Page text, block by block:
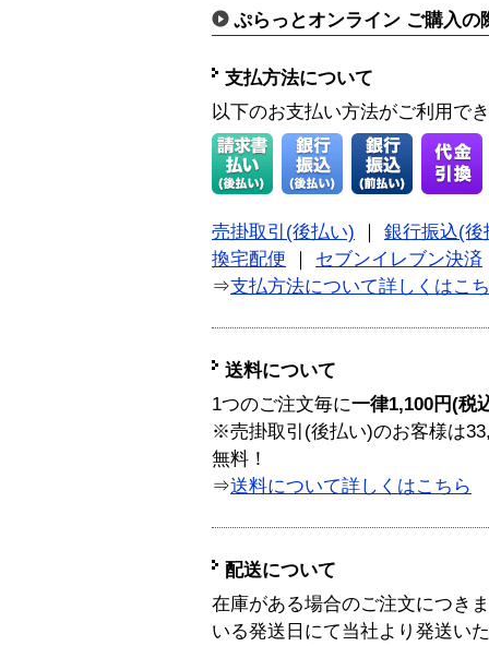
ぷらっとオンライン ご購入の
支払方法について
以下のお支払い方法がご利用で
売掛取引(後払い) ｜ 銀行振込(後
換宅配便 ｜ セブンイレブン決済
⇒支払方法について詳しくはこ
送料について
1つのご注文毎に一律1,100円(税
※売掛取引(後払い)のお客様は
無料！
⇒送料について詳しくはこちら
配送について
在庫がある場合のご注文につき
いる発送日にて当社より発送い